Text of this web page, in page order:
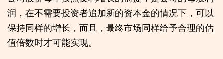
润，在不需要投资者追加新的资本金的情况下，可以
保持同样的增长，而且，最终市场同样给予合理的估
值倍数时才可能实现。